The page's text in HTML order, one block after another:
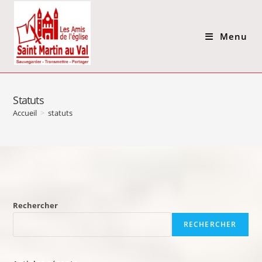
Menu
Statuts
Accueil > statuts
Rechercher
RECHERCHER